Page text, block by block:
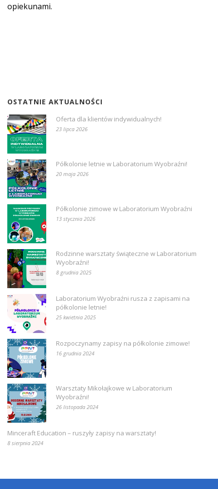
opiekunami.
OSTATNIE AKTUALNOŚCI
Oferta dla klientów indywidualnych!
23 lipca 2026
Półkolonie letnie w Laboratorium Wyobraźni!
20 maja 2026
Półkolonie zimowe w Laboratorium Wyobraźni
13 stycznia 2026
Rodzinne warsztaty świąteczne w Laboratorium
Wyobraźni!
8 grudnia 2025
Laboratorium Wyobraźni rusza z zapisami na
półkolonie letnie!
25 kwietnia 2025
Rozpoczynamy zapisy na półkolonie zimowe!
16 grudnia 2024
Warsztaty Mikołajkowe w Laboratorium
Wyobraźni!
26 listopada 2024
Minceraft Education – ruszyły zapisy na warsztaty!
8 sierpnia 2024